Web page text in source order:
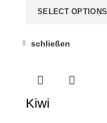
SELECT OPTIONS
schließen
Kiwi